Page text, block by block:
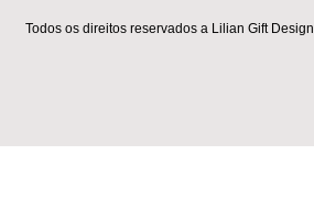
Todos os direitos reservados a Lilian Gift Design